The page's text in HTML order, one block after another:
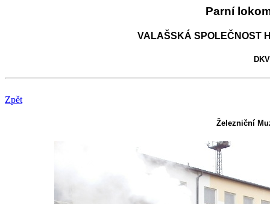
Parní
VALAŠSKÁ SPOLEČNOST
Zpět
Železniční